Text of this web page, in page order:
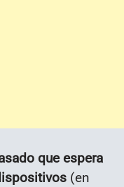
que espera
(en